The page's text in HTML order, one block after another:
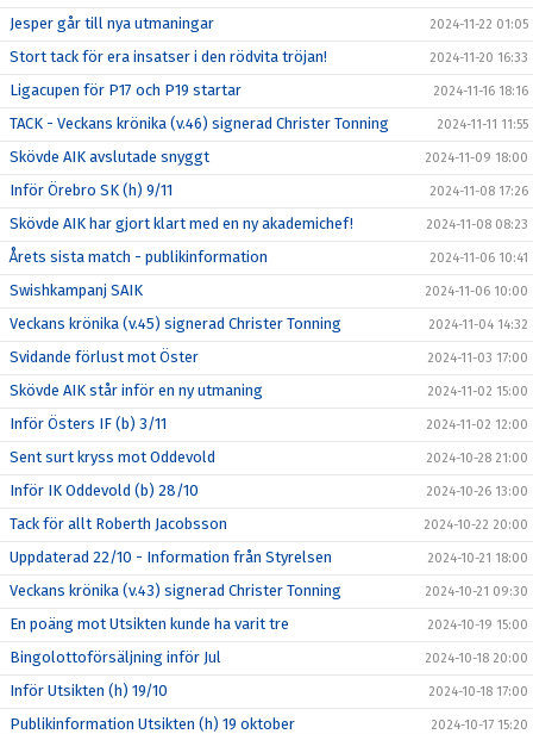
Jesper går till nya utmaningar 2024-11-22 01:05
Stort tack för era insatser i den rödvita tröjan! 2024-11-20 16:33
Ligacupen för P17 och P19 startar 2024-11-16 18:16
TACK - Veckans krönika (v.46) signerad Christer Tonning 2024-11-11 11:55
Skövde AIK avslutade snyggt 2024-11-09 18:00
Inför Örebro SK (h) 9/11 2024-11-08 17:26
Skövde AIK har gjort klart med en ny akademichef! 2024-11-08 08:23
Årets sista match - publikinformation 2024-11-06 10:41
Swishkampanj SAIK 2024-11-06 10:00
Veckans krönika (v.45) signerad Christer Tonning 2024-11-04 14:32
Svidande förlust mot Öster 2024-11-03 17:00
Skövde AIK står inför en ny utmaning 2024-11-02 15:00
Inför Östers IF (b) 3/11 2024-11-02 12:00
Sent surt kryss mot Oddevold 2024-10-28 21:00
Inför IK Oddevold (b) 28/10 2024-10-26 13:00
Tack för allt Roberth Jacobsson 2024-10-22 20:00
Uppdaterad 22/10 - Information från Styrelsen 2024-10-21 18:00
Veckans krönika (v.43) signerad Christer Tonning 2024-10-21 09:30
En poäng mot Utsikten kunde ha varit tre 2024-10-19 15:00
Bingolottoförsäljning inför Jul 2024-10-18 20:00
Inför Utsikten (h) 19/10 2024-10-18 17:00
Publikinformation Utsikten (h) 19 oktober 2024-10-17 15:20